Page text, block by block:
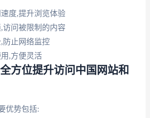
度,提升浏览体验
访问被限制的内容
防止网络监控
,方便灵活
方位提升访问中国网站和
优势包括: